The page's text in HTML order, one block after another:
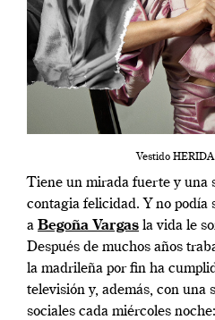
Vestido
Tiene un mirada fuerte y una
contagia felicidad. Y no podía
a Begoña Vargas la vida le
Después de muchos años
la madrileña por fin ha
televisión y, además, con una
sociales cada miércoles noche: